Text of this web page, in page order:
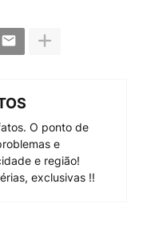
O ponto de
e
e região!
exclusivas !!